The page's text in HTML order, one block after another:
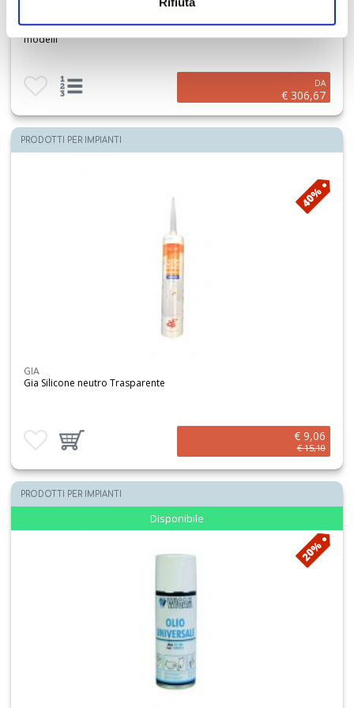
Dab Pompa sommergibile per acque reflue Serie Feka VS vari
modelli
Aggiungi ai preferitiVisualizza opzioni prodotto DA
€ 306,67
PRODOTTI PER IMPIANTI
40%
GIA
Gia Silicone neutro Trasparente
Aggiungi ai preferitiAggiungi prodotto al carrello € 9,06
€ 15,10
PRODOTTI PER IMPIANTI
Disponibile
20%